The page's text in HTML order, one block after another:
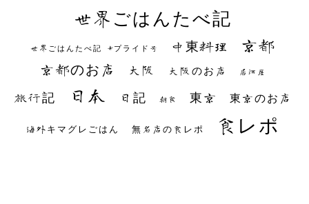
世界ごはんたべ記
世界ごはんたべ記 #プライド号 中東料理 京都
京都のお店 大阪 大阪のお店 居酒屋
旅行記 日本 日記 朝食 東京 東京のお店
海外キマグレごはん 無名店の食レポ 食レポ